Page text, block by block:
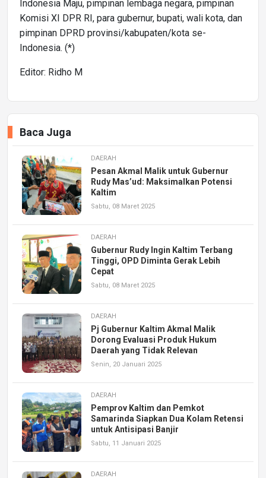
Indonesia Maju, pimpinan lembaga negara, pimpinan
Komisi XI DPR RI, para gubernur, bupati, wali kota, dan
pimpinan DPRD provinsi/kabupaten/kota se-
Indonesia. (*)
Editor: Ridho M
Baca Juga
DAERAH
Pesan Akmal Malik untuk Gubernur
Rudy Mas’ud: Maksimalkan Potensi
Kaltim
Sabtu, 08 Maret 2025
DAERAH
Gubernur Rudy Ingin Kaltim Terbang
Tinggi, OPD Diminta Gerak Lebih
Cepat
Sabtu, 08 Maret 2025
DAERAH
Pj Gubernur Kaltim Akmal Malik
Dorong Evaluasi Produk Hukum
Daerah yang Tidak Relevan
Senin, 20 Januari 2025
DAERAH
Pemprov Kaltim dan Pemkot
Samarinda Siapkan Dua Kolam Retensi
untuk Antisipasi Banjir
Sabtu, 11 Januari 2025
DAERAH